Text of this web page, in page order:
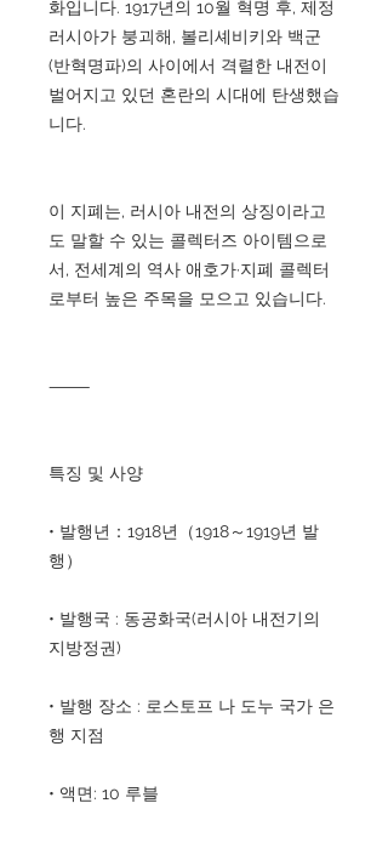
화입니다. 1917년의 10월 혁명 후, 제정
러시아가 붕괴해, 볼리셰비키와 백군
(반혁명파)의 사이에서 격렬한 내전이
벌어지고 있던 혼란의 시대에 탄생했습
니다.
이 지폐는, 러시아 내전의 상징이라고
도 말할 수 있는 콜렉터즈 아이템으로
서, 전세계의 역사 애호가·지폐 콜렉터
로부터 높은 주목을 모으고 있습니다.
⸻
특징 및 사양
• 발행년：1918년（1918～1919년 발
행）
• 발행국 : 동공화국(러시아 내전기의
지방정권)
• 발행 장소 : 로스토프 나 도누 국가 은
행 지점
• 액면: 10 루블